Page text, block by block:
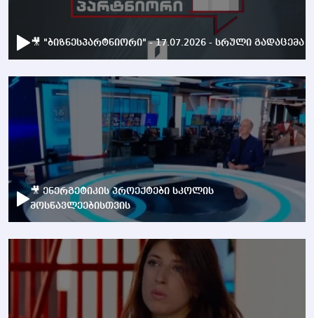
🎥 "ბიზნესპარტნიორი" - 17.07.2026 - სრული გადაცემა
🎥 ენერგეტიკის პროექტები სკოლის
მოსწავლეებისთვის